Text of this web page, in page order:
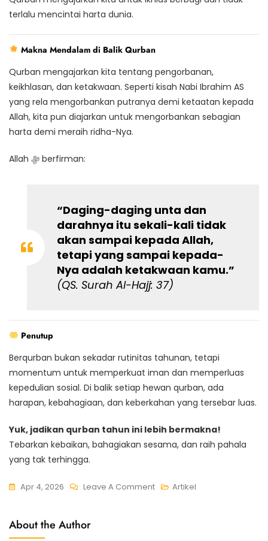
terlalu mencintai harta dunia.
Makna Mendalam di Balik Qurban
Qurban mengajarkan kita tentang pengorbanan,
keikhlasan, dan ketakwaan. Seperti kisah Nabi Ibrahim AS
yang rela mengorbankan putranya demi ketaatan kepada
Allah, kita pun diajarkan untuk mengorbankan sebagian
harta demi meraih ridha-Nya.
Allah ﷻ berfirman:
“Daging-daging unta dan
darahnya itu sekali-kali tidak
akan sampai kepada Allah,
tetapi yang sampai kepada-
Nya adalah ketakwaan kamu.”
(QS. Surah Al-Hajj: 37)
Penutup
Berqurban bukan sekadar rutinitas tahunan, tetapi
momentum untuk memperkuat iman dan memperluas
kepedulian sosial. Di balik setiap hewan qurban, ada
harapan, kebahagiaan, dan keberkahan yang tersebar luas.
Yuk, jadikan qurban tahun ini lebih bermakna!
Tebarkan kebaikan, bahagiakan sesama, dan raih pahala
yang tak terhingga.
Apr 4, 2026 Leave A Comment Artikel
About the Author